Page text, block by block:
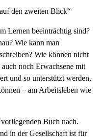
den zweiten Blick“
Lernen beeinträchtig sind?
Wie kann man
Wie können nicht
noch Erwachsene mit
und so unterstützt werden,
– am Arbeitsleben wie
Buch nach.
in der Gesellschaft ist für